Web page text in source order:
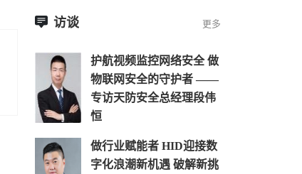
访谈 更多
护航视频监控网络安全 做
物联网安全的守护者 ——
专访天防安全总经理段伟
恒
在万物互联时代，网络安全的
重要性日益凸显，尤其在快速
发展的城市建设中，搭建的巨
做行业赋能者 HID迎接数
字化浪潮新机遇 破解新挑